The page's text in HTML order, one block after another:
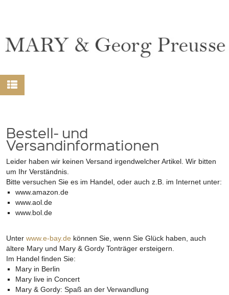
Bestell- und
Versandinformationen
Leider haben wir keinen Versand irgendwelcher Artikel. Wir bitten
um Ihr Verständnis.
Bitte versuchen Sie es im Handel, oder auch z.B. im Internet unter:
www.amazon.de
www.aol.de
www.bol.de
Unter www.e-bay.de können Sie, wenn Sie Glück haben, auch
ältere Mary und Mary & Gordy Tonträger ersteigern.
Im Handel finden Sie:
Mary in Berlin
Mary live in Concert
Mary & Gordy: Spaß an der Verwandlung